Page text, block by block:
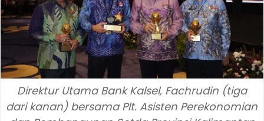
Direktur Utama Bank Kalsel, Fachrudin (tiga
dari kanan) bersama Plt. Asisten Perekonomian